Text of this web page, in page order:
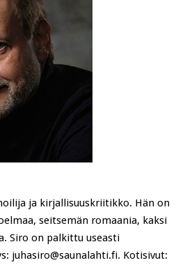
ja kirjallisuuskriitikko. Hän on
seitsemän romaania, kaksi
Siro on palkittu useasti
juhasiro@saunalahti.fi. Kotisivut: